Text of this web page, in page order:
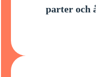
parter och